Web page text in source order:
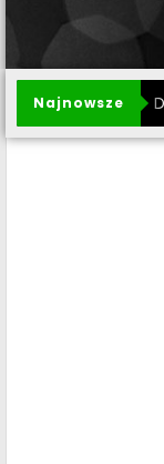
Najnowsze